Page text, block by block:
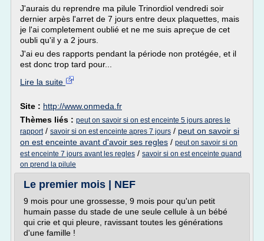
J'aurais du reprendre ma pilule Trinordiol vendredi soir
dernier arpès l'arret de 7 jours entre deux plaquettes, mais
je l'ai completement oublié et ne me suis apreçue de cet
oubli qu'il y a 2 jours.
J'ai eu des rapports pendant la période non protégée, et il
est donc trop tard pour...
Lire la suite
Site : http://www.onmeda.fr
Thèmes liés : peut on savoir si on est enceinte 5 jours apres le
rapport/ savoir si on est enceinte apres 7 jours / peut on savoir si
on est enceinte avant d'avoir ses regles / peut on savoir si on
est enceinte 7 jours avant les regles / savoir si on est enceinte quand
on prend la pilule
Le premier mois | NEF
9 mois pour une grossesse, 9 mois pour qu'un petit
humain passe du stade de une seule cellule à un bébé
qui crie et qui pleure, ravissant toutes les générations
d'une famille !